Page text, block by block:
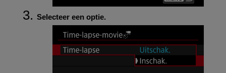
Selecteer een optie.